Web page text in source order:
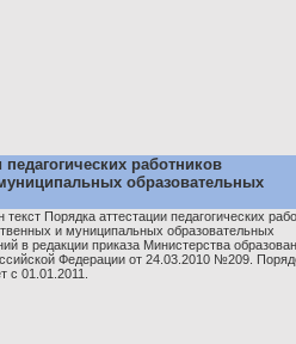
педагогических работников
образовательных
текст Порядка аттестации педагогических
и муниципальных образовательных
в редакции приказа Министерства
Федерации от 24.03.2010 №209.
с 01.01.2011.